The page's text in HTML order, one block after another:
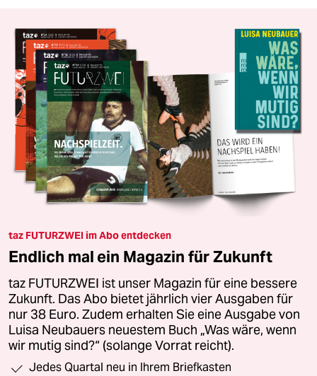
taz FUTURZWEI im Abo entdecken
Endlich mal ein Magazin für Zukunft
taz FUTURZWEI ist unser Magazin für eine bessere
Zukunft. Das Abo bietet jährlich vier Ausgaben für
nur 38 Euro. Zudem erhalten Sie eine Ausgabe von
Luisa Neubauers neuestem Buch „Was wäre, wenn
wir mutig sind?“ (solange Vorrat reicht).
Jedes Quartal neu in Ihrem Briefkasten